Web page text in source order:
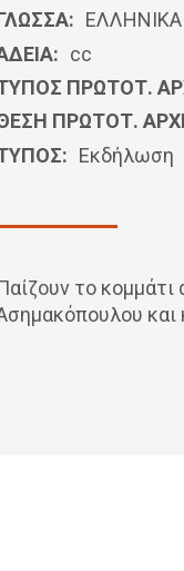
ΕΛΛΗΝΙΚΆ
cc
ΠΡΩΤΟΤ.
ΠΡΩΤΟΤ.
Εκδήλωση
το